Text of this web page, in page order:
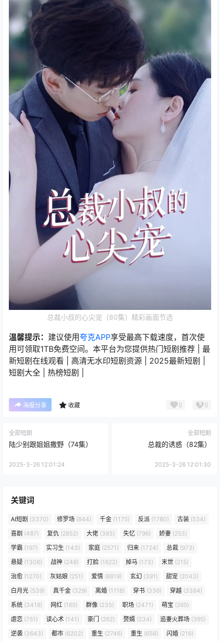
总裁小叔的心尖宠（80集）精彩画面节选
温馨提示： 建议使用夸克APP享受最高下载速度，首次使
用可领取1TB免费空间。本平台为您提供热门短剧推荐 | 最
新短剧在线观看 | 高清无水印短剧资源 | 2025最新短剧 |
短剧大全 | 热榜短剧 |
海报分享 收藏 0 0
全部短剧
陆少别跟姐姐撒野（74集）
2025-3-26 12:01:24
全部短剧
总裁的诱惑（82集）
2025-3-26 12:01:30
关键词
AI短剧 (3370) 修罗场 (844) 千金 (1175) 反派 (1780) 古装 (534)
喜剧 (487) 复仇 (2852) 大佬 (393) 失忆 (796) 娇妻 (253)
学霸 (197) 实习生 (143) 家庭 (2571) 归来 (1724) 总裁 (973)
悬疑 (1306) 战神 (248) 打脸 (1622) 掉马 (173) 末世 (215)
治愈 (1270) 灰姑娘 (251) 爱情 (8819) 玄幻 (391) 甜宠 (2043)
白月光 (539) 真千金 (329) 离婚 (1118) 穿书 (336) 穿越 (3384)
系统 (3418) 网红 (165) 群像 (235) 职场 (2471) 萌宝 (265)
虐恋 (751) 读心术 (141) 豪门 (262) 赘婿 (234) 追妻火葬场 (395)
逆袭 (3643) 都市 (6202) 重生 (2746) 重生 (656) 闪婚 (216)